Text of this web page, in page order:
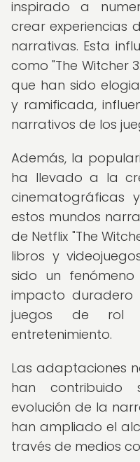
inspirado a
crear experiencias
narrativas. Esta
como "The Witcher
que han sido
y ramificada,
narrativos de los
Además, la
ha llevado a la
cinematográficas
estos mundos
de Netflix "The
libros y
sido un
impacto
juegos de rol
entretenimiento.
Las adaptaciones
han contribuido
evolución de la
han ampliado el
través de medios